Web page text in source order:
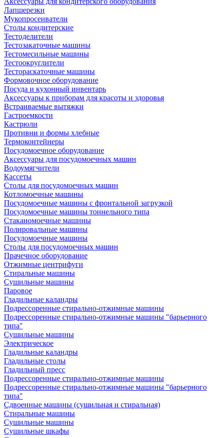
Лапшерезки
Мукопросеиватели
Столы кондитерские
Тестоделители
Тестозакаточные машины
Тестомесильные машины
Тестоокруглители
Тестораскаточные машины
Формовочное оборудование
Посуда и кухонный инвентарь
Аксессуары к приборам для красоты и здоровья
Встраиваемые вытяжки
Гастроемкости
Кастрюли
Противни и формы хлебные
Термоконтейнеры
Посудомоечное оборудование
Аксессуары для посудомоечных машин
Водоумягчители
Кассеты
Столы для посудомоечных машин
Котломоечные машины
Посудомоечные машины с фронтальной загрузкой
Посудомоечные машины тоннельного типа
Стаканомоечные машины
Полировальные машины
Посудомоечные машины
Столы для посудомоечных машин
Прачечное оборудование
Отжимные центрифуги
Стиральные машины
Сушильные машины
Паровое
Гладильные каландры
Подрессоренные стирально-отжимные машины
Подрессоренные стирально-отжимные машины "барьерного
типа"
Сушильные машины
Электрическое
Гладильные каландры
Гладильные столы
Гладильный пресс
Подрессоренные стирально-отжимные машины
Подрессоренные стирально-отжимные машины "барьерного
типа"
Сдвоенные машины (сушильная и стиральная)
Стиральные машины
Сушильные машины
Сушильные шкафы